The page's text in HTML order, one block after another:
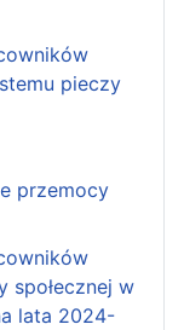
pieczy
przemocy
społecznej w
lata 2024-